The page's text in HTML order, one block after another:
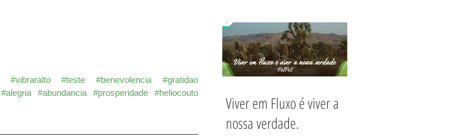
#vibraralto #teste #benevolencia
#gratidao
#alegria #abundancia #prosperidade
#heliocouto
Viver em Fluxo é viver a
nossa verdade.